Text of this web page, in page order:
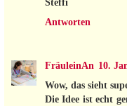
Antworten
FräuleinAn 10.
Wow, das sieht
Die Idee ist echt